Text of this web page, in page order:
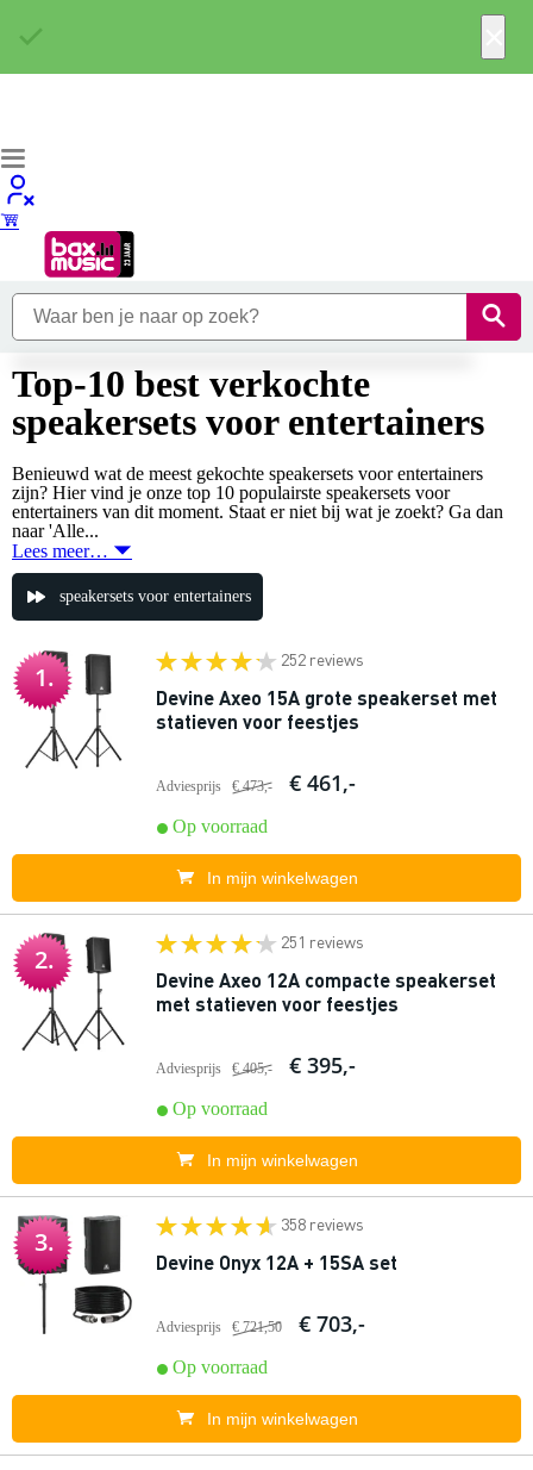
Top-10 best verkochte
speakersets voor entertainers
Benieuwd wat de meest gekochte speakersets voor entertainers
zijn? Hier vind je onze top 10 populairste speakersets voor
entertainers van dit moment. Staat er niet bij wat je zoekt? Ga dan
naar 'Alle...
Lees meer…
speakersets voor entertainers
1.
252 reviews
Devine Axeo 15A grote speakerset met
statieven voor feestjes
Adviesprijs € 473,- € 461,-
Op voorraad
In mijn winkelwagen
2.
251 reviews
Devine Axeo 12A compacte speakerset
met statieven voor feestjes
Adviesprijs € 405,- € 395,-
Op voorraad
In mijn winkelwagen
3.
358 reviews
Devine Onyx 12A + 15SA set
Adviesprijs € 721,50 € 703,-
Op voorraad
In mijn winkelwagen